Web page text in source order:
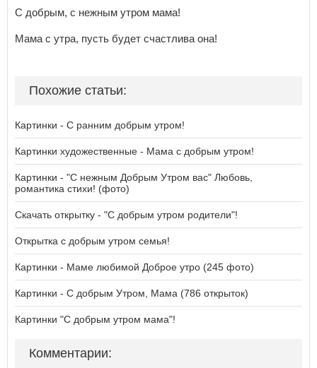
С добрым, с нежным утром мама!
Мама с утра, пусть будет счастлива она!
Похожие статьи:
Картинки - С ранним добрым утром!
Картинки художественные - Мама с добрым утром!
Картинки - "С нежным Добрым Утром вас" Любовь,
романтика стихи! (фото)
Скачать открытку - "С добрым утром родители"!
Открытка с добрым утром семья!
Картинки - Маме любимой Доброе утро (245 фото)
Картинки - С добрым Утром, Мама (786 открыток)
Картинки "С добрым утром мама"!
Комментарии: